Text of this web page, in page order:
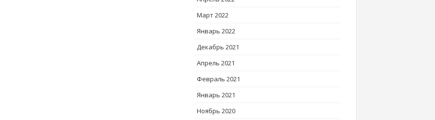
Март 2022
Январь 2022
Декабрь 2021
Апрель 2021
Февраль 2021
Январь 2021
Ноябрь 2020